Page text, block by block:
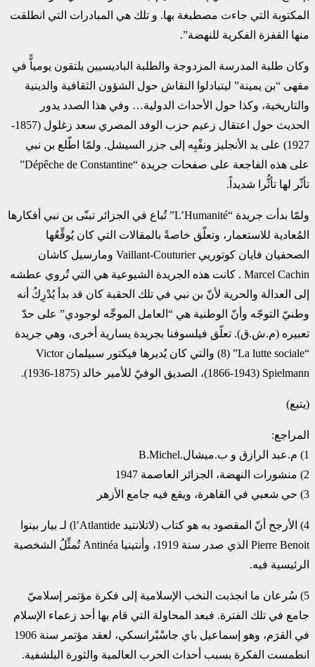
المكتوبة التي ‏جاءت مصطبغة بها. و تلك هي المبادرات التي انطلقت
منها القفزة الفكرية للنهضة”. ‏
وكان طلبة المدرسة المزدوجة والطلبة الباديسيين يلتقون يومياًّ في
مقهى “بن يمينة” ليتبادلوا النقاش ‏حول الشؤون الثقافية والدينية
والتاريخية، وكذا حول الأحداث الدولية… وفي هذا الصدد يدور
الحديث ‏حول اعتقال زعيم حزب الوفد المصري سعد زغلول (1857-
1927) على يد الأنجليز ونفْيِه إلى جزر ‏السيشل. ولمّا اطّلع بن نبي
‏تأثّر لها تأثُّرا شديداً.‏
ولمّا بدأت جريدة “‏L’Humanité‏” تُباع في الجزائر تبنّى بن نبي أفكارها
المُعادية للاستعمار، وتعلّق ‏خاصةً بالمقالات التي كان يُوقِّعُها
الصحفيان فايان كوتوريي ‏Vaillant-Couturier‏ ومارسيل كاشان
‏Marcel Cachin‏ . كانت هذه الجريدة الشيوعية هي التي تُروي عطشه
إلى العدالة والحرية لأنّ بن ‏نبي في تلك الحقبة كان قد بدأ يُدْرِكُ أنه
وطنيّ التوجّه وأنّ الوطنية هي “العامل الموجِّه لوجودي” على ‏حدّ
تعبيره (م.ش.ق). تعلّق فيلسوفنا بجريدة يسارية أخرى، وهي جريدة
“‏La lutte sociale‏” (8) ‏والتي كان يُديرها فيكتور سبيلمان ‏Victor
Spielmann‏ (1866-1943)، الصديق الوفيّ للأمير ‏خالد (1875-1936).‏
(يتبع)
المراجع:‏
‏4)‏ الأرجح أنّ المقصود به هو كتاب (لاتلانتيد ‏l’Atlantide‏) لـ بيار بينوا
‏Pierre Benoit‏ الذي صدر سنة 1919، ‏وأنتينيا ‏Antinéa‏ تُمثِّلُ الشخصية
الرئيسية فيه.‏
‏5)‏ سُرعان ما انجذبت النخب الإسلامية إلى فكرة مؤتمر إسلاميّ
جامع في تلك الفترة. فبعد المحاولة التي قام بها أحد ‏زعماء الإسلام
في القرَم، وهو إسماعيل باي جاسْبْرانسكي، لعقد مؤتمر سنة 1906
انطمست الفكرة بسبب أحداث ‏الحرب العالمية والثورة البلشفية.